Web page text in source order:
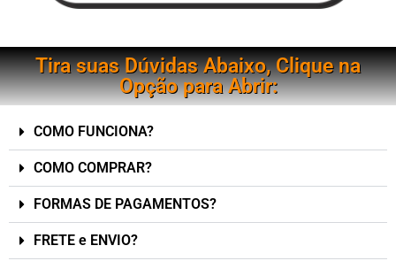
Tira suas Dúvidas Abaixo, Clique na
Opção para Abrir:
COMO FUNCIONA?
COMO COMPRAR?
FORMAS DE PAGAMENTOS?
FRETE e ENVIO?